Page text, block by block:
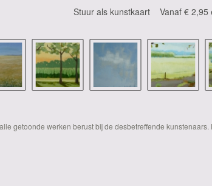
Stuur als kunstkaart Vanaf € 2,95
getoonde werken berust bij de desbetreffende